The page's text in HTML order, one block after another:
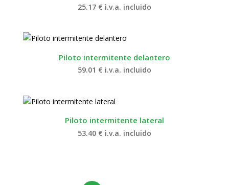
25.17 € i.v.a. incluido
Piloto intermitente delantero
59.01 € i.v.a. incluido
Piloto intermitente lateral
53.40 € i.v.a. incluido